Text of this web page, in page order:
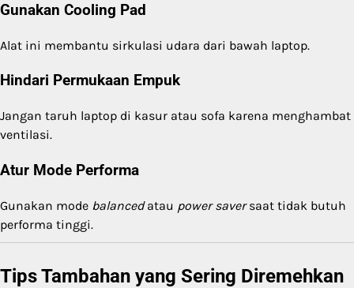
Gunakan Cooling Pad
Alat ini membantu sirkulasi udara dari bawah laptop.
Hindari Permukaan Empuk
Jangan taruh laptop di kasur atau sofa karena menghambat
ventilasi.
Atur Mode Performa
Gunakan mode balancedatau power saversaat tidak butuh
performa tinggi.
Tips Tambahan yang Sering Diremehkan